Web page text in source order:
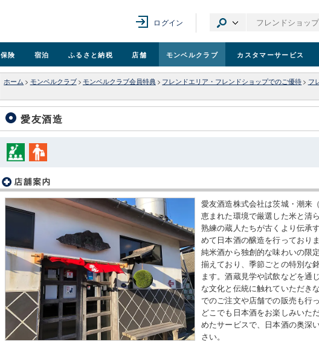
ログイン
保険 宿泊 ふるさと納税 店舗 モンベルクラブ カスタマーサービス
ホーム > モンベルクラブ > モンベルクラブ会員特典 > フレンドエリア・フレンドショップでのご優待 > フ
愛友酒造
愛友酒造株式会社は茨城・潮来
恵まれた環境で厳選した米と清
熟練の蔵人たちが古くより伝承
めて日本酒の醸造を行っており
純米酒から独創的な味わいの限
揃えており、季節ごとの特別な
ます。酒蔵見学や試飲などを通
な文化と伝統に触れていただき
でのご注文や店舗での販売も行
どこでも日本酒をお楽しみいた
めたサービスで、日本酒の奥深
さい。